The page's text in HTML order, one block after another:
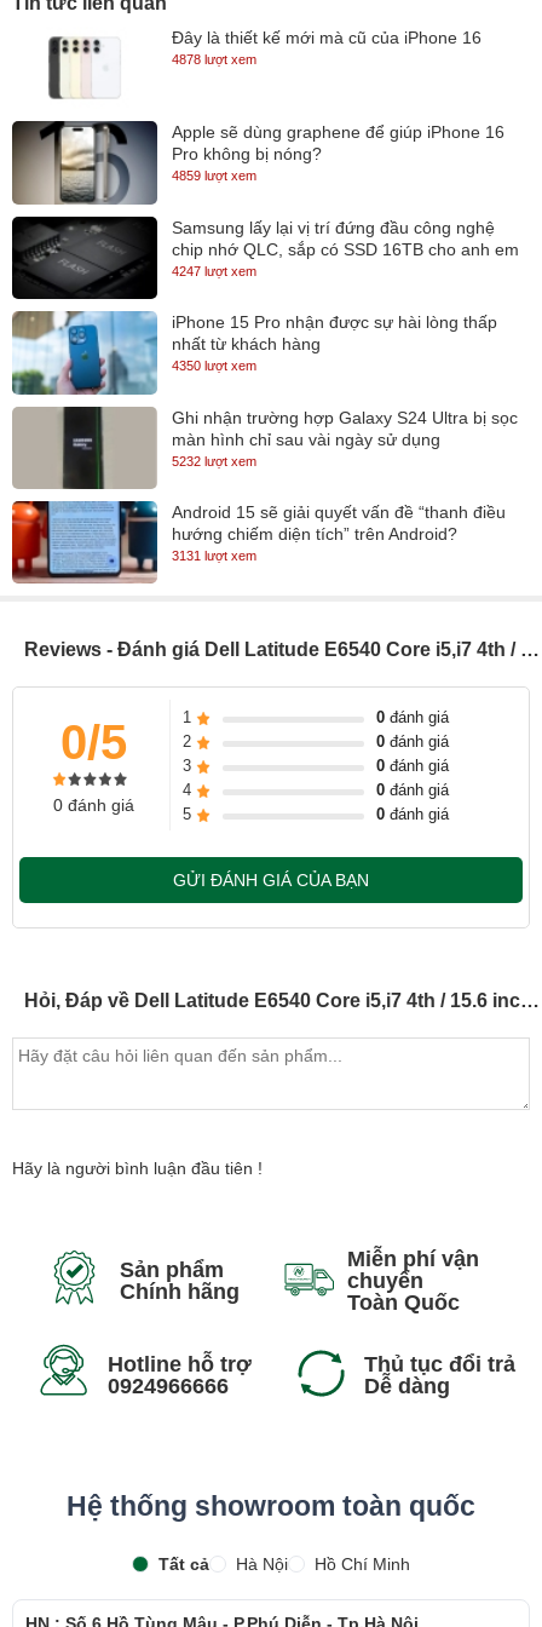
là bạn có thể xách em nó đi công tác, đi phượt dài ngày mà không
cần phải lo lắng đến “sức khỏe” của em nó đâu.
Bàn phím, touchpad
cùng quan trọng. Công việc thì thường xuyên phải gõ nhiều, mà
hoặc gõ phím mà không có độ nảy thì bực vô cùng. Và rất may,
bàn phím em laptop Dell Latitude E6540 không bị như vậy.
Bàn phím xưa nay vốn là điểm cộng lớn nhất của Dell và E6540
cũng không ngoại lệ. Máy sở hữu bàn phím Full size, hành trình
không bị mỏi tay khi gõ phím trong một thời gian dài. Bên cạnh đó
Touchpad của máy có kích thước khá khiêm tốn 80x43 mm tuy
điểm cùng TrackPoint của máy nhạy và dễ dàng di chuyển, sử
Các cổng kết nối
Đây là thiết kế mới mà cũ của iPhone 16
4878 lượt xem
Apple sẽ dùng graphene để giúp iPhone 16
Pro không bị nóng?
4859 lượt xem
Samsung lấy lại vị trí đứng đầu công nghệ
chip nhớ QLC, sắp có SSD 16TB cho anh em
lưu trữ
4247 lượt xem
iPhone 15 Pro nhận được sự hài lòng thấp
nhất từ khách hàng
4350 lượt xem
Ghi nhận trường hợp Galaxy S24 Ultra bị sọc
màn hình chỉ sau vài ngày sử dụng
5232 lượt xem
Android 15 sẽ giải quyết vấn đề “thanh điều
hướng chiếm diện tích” trên Android?
3131 lượt xem
Reviews - Đánh giá Dell Latitude E6540 Core i5,i7 4th / 15.6 inch (Model 2014)
0/5
0 đánh giá
1 0đánh giá
2
0đánh giá
3
0đánh giá
4
0đánh giá
5
0đánh giá
GỬI ĐÁNH GIÁ CỦA BẠN
Hỏi, Đáp về Dell Latitude E6540 Core i5,i7 4th / 15.6 inch (Model 2014)
Hãy là người bình luận đầu tiên !
Sản phẩm
Chính hãng
Miễn phí vận
chuyển
Toàn Quốc
Hotline hỗ trợ
0924966666
Thủ tục đổi trả
Dễ dàng
Hệ thống showroom toàn quốc
Tất cả Hà Nội Hồ Chí Minh